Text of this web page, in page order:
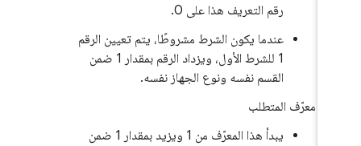
رقم التعريف هذا على 0.
عندما يكون الشرط مشروطًا، يتم تعيين الرقم
1 للشرط الأول، ويزداد الرقم بمقدار 1 ضمن
القسم نفسه ونوع الجهاز نفسه.
معرّف المتطلب
يبدأ هذا المعرّف من 1 ويزيد بمقدار 1 ضمن